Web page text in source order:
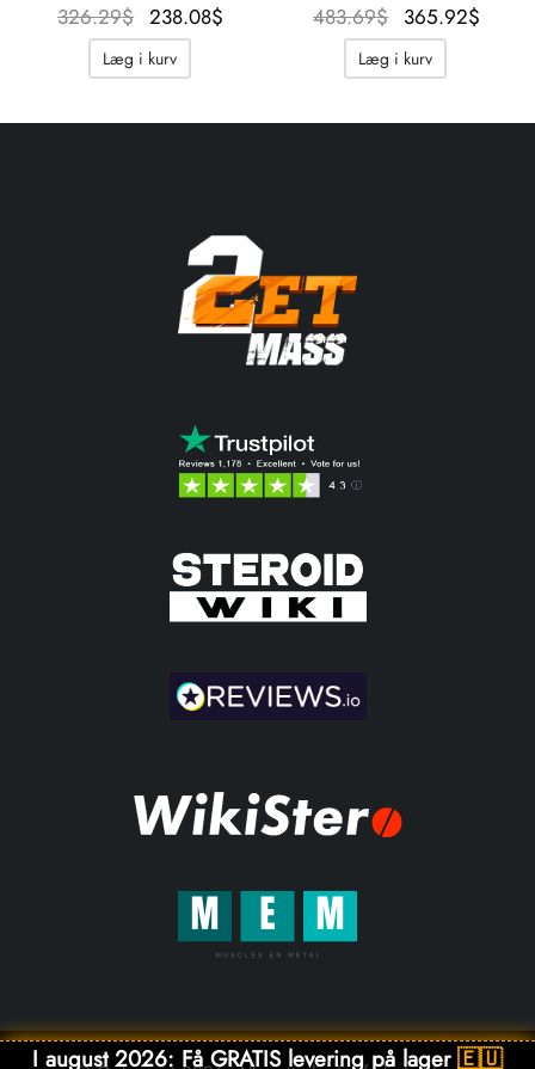
I august 2026: Få GRATIS levering på lager🇪🇺
326.29$ Oprindelig
pris var:
326.29$.
238.08$
Læg i kurv
483.69$ Oprindelig
pris var:
483.69$.
365.92$
Læg i kurv